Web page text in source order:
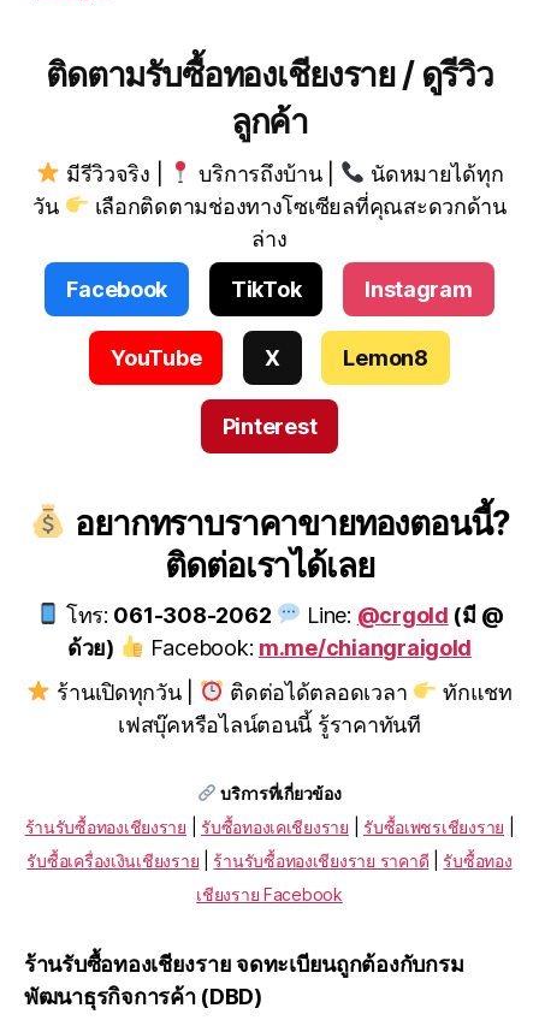
ติดตามรับซื้อทองเชียงราย / ดูรีวิว
ลูกค้า
มีรีวิวจริง | บริการถึงบ้าน |
นัดหมายได้ทุก
วัน
เลือกติดตามช่องทางโซเซียลที่คุณสะดวกด้าน
ล่าง
Facebook
TikTok Instagram
YouTube X Lemon8
Pinterest
อยากทราบราคาขายทองตอนนี้?
ติดต่อเราได้เลย
โทร: 061-308-2062 Line: @crgold (มี @
ด้วย)
Facebook: m.me/chiangraigold
ร้านเปิดทุกวัน |
ติดต่อได้ตลอดเวลา
ทักแชท
เฟสบุ๊คหรือไลน์ตอนนี้ รู้ราคาทันที
บริการที่เกี่ยวข้อง
ร้านรับซื้อทองเชียงราย
รับซื้อทองเคเชียงราย รับซื้อเพชรเชียงราย
รับซื้อเครื่องเงินเชียงราย
ร้านรับซื้อทองเชียงราย ราคาดี
รับซื้อทอง
เชียงราย Facebook
ร้านรับซื้อทองเชียงราย จดทะเบียนถูกต้องกับกรม
พัฒนาธุรกิจการค้า (DBD)